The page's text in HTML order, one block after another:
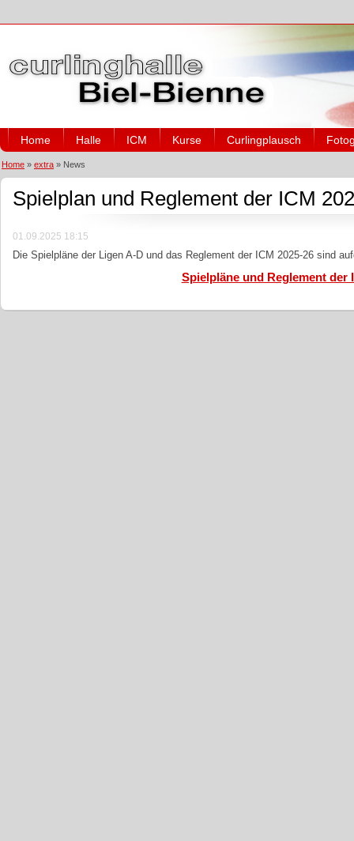
Home Halle ICM Kurse Curlingplausch
Home » extra » News
Spielplan und Reglement der ICM
01.09.2025 18:15
Die Spielpläne der Ligen A-D und das Reglement der ICM 2025-26 sind
Spielpläne und Reglement der